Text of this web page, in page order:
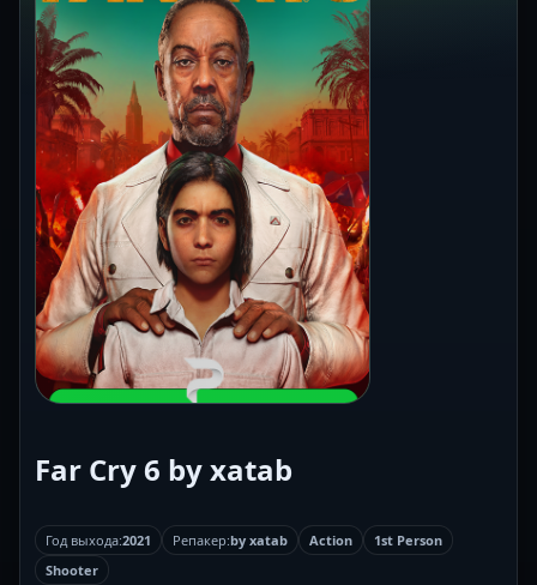
Far Cry 6 by xatab
Год выхода:2021 Репакер:by xatab Action
1st Person
Shooter